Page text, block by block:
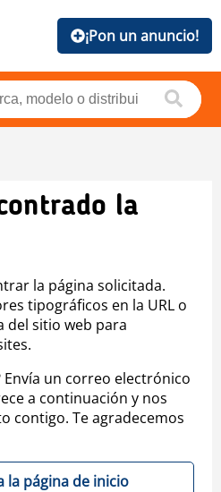
¡Pon un anuncio!
la
la página solicitada.
tipográficos en la URL o
del sitio web para
un correo electrónico
a continuación y nos
contigo. Te agradecemos
la página de inicio